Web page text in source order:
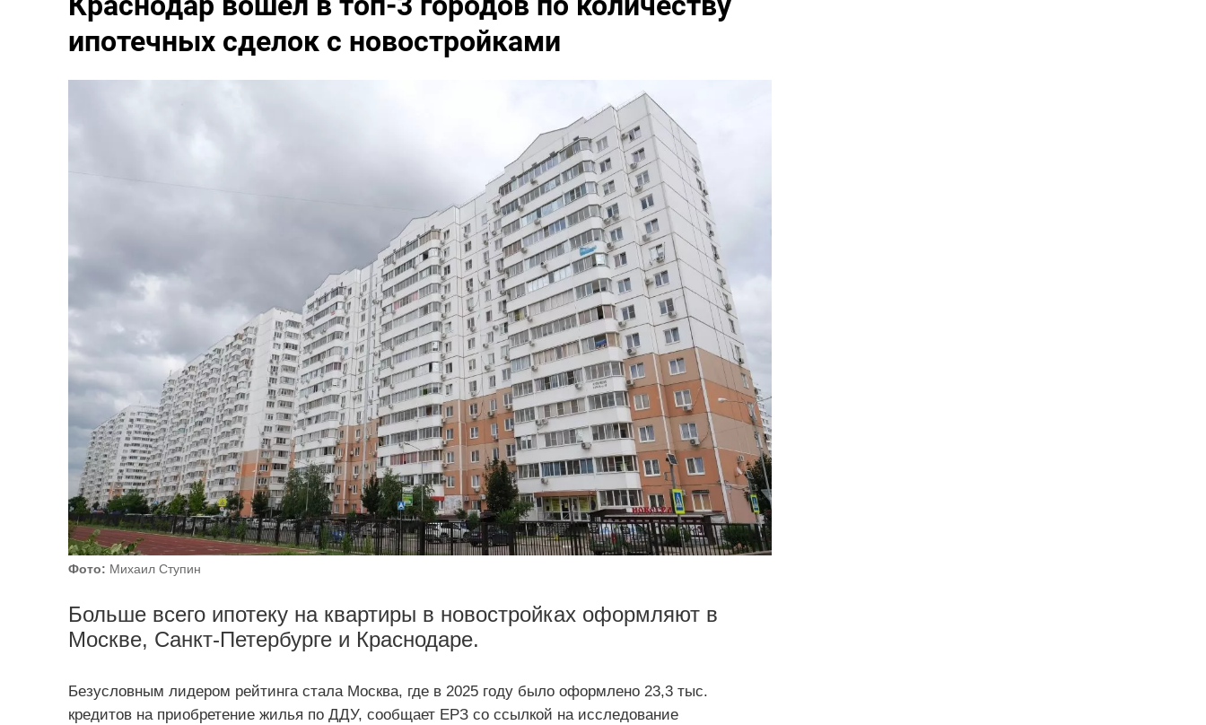
ипотечных сделок с новостройками
Фото: Михаил Ступин
Больше всего ипотеку на квартиры в новостройках оформляют в
Москве, Санкт-Петербурге и Краснодаре.
Безусловным лидером рейтинга стала Москва, где в 2025 году было оформлено 23,3 тыс.
кредитов на приобретение жилья по ДДУ, сообщает ЕРЗ со ссылкой на исследование